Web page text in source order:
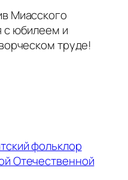
Миасского
с юбилеем и
труде!
фольклор
Отечественной